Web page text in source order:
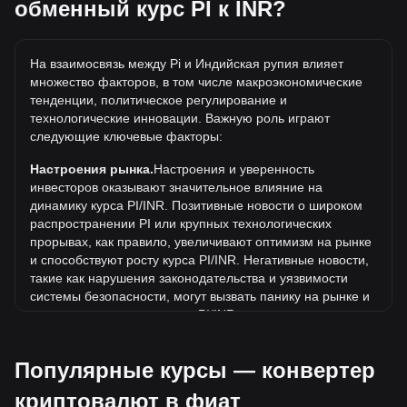
Какова самая высокая цена PI/INR в истории?
₹283.67. Еще неизвестно, превысит ли стоимость 1 PI в
INR текущий исторический максимум.
Какова динамика цен в INR?
За последние 7 дней обменный курс Pi (PI) вырос на
3.30%. За последний месяц обменный курс Pi (PI)
Индийская рупия (INR).
Что такое конвертация PI в INR?
Конвертация PI в INR означает вычисление стоимости
токенов PI в индийских рупиях.
Как я могу проверить текущий курс PI к INR?
которые поддерживают торговлю токенами и
обменный курс PI к INR?
На взаимосвязь между Pi и Индийская рупия влияет
множество факторов, в том числе макроэкономические
тенденции, политическое регулирование и
технологические инновации. Важную роль играют
следующие ключевые факторы:
Настроения рынка.Настроения и уверенность
инвесторов оказывают значительное влияние на
динамику курса PI/INR. Позитивные новости о широком
распространении PI или крупных технологических
прорывах, как правило, увеличивают оптимизм на рынке
и способствуют росту курса PI/INR. Негативные новости,
такие как нарушения законодательства и уязвимости
системы безопасности, могут вызвать панику на рынке и
привести к снижению курса PI/INR.
и нормативные акты, регулирующие криптовалюты,
оказывают непосредственное влияние на их принятие.
Это определяет их стоимость по отношению к
Популярные курсы — конвертер
криптовалют в фиат